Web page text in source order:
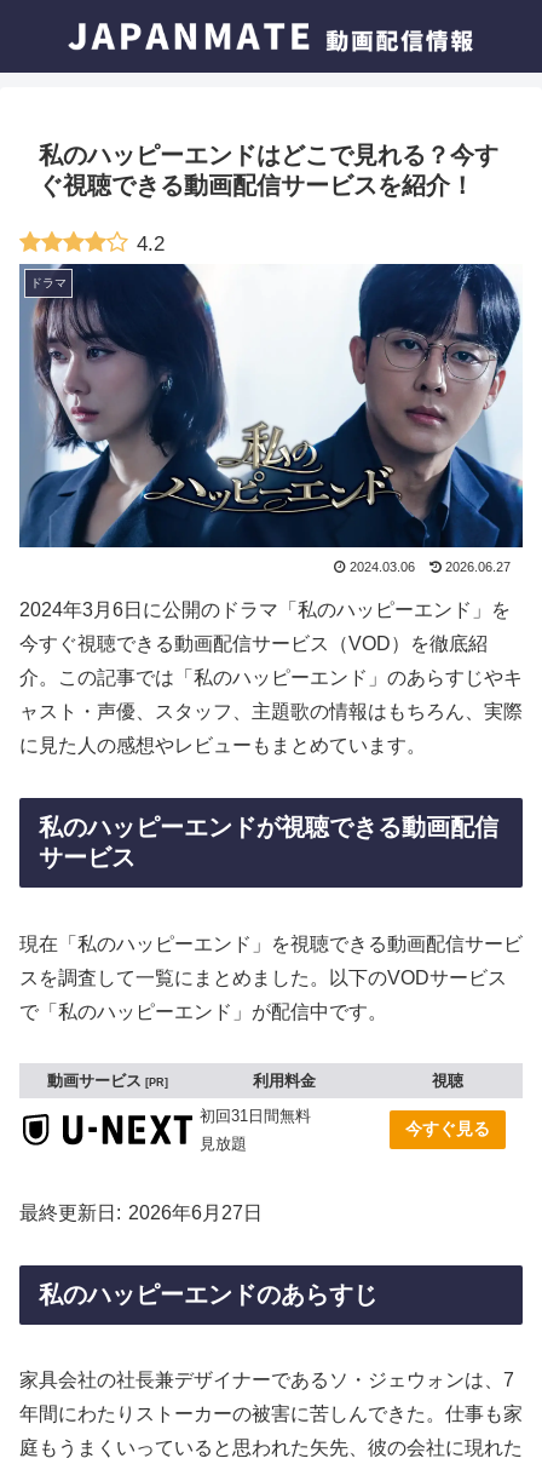
私のハッピーエンドはどこで見れる？今す
ぐ視聴できる動画配信サービスを紹介！
4.2
ドラマ
2024.03.06 2026.06.27
2024年3月6日に公開のドラマ「私のハッピーエンド」を
今すぐ視聴できる動画配信サービス（VOD）を徹底紹
介。この記事では「私のハッピーエンド」のあらすじやキ
ャスト・声優、スタッフ、主題歌の情報はもちろん、実際
に見た人の感想やレビューもまとめています。
私のハッピーエンドが視聴できる動画配信
サービス
現在「私のハッピーエンド」を視聴できる動画配信サービ
スを調査して一覧にまとめました。以下のVODサービス
で「私のハッピーエンド」が配信中です。
動画サービス PR 利用料金
視聴
初回31日間無料
見放題
今すぐ見る
最終更新日 2026年6月27日
私のハッピーエンドのあらすじ
家具会社の社長兼デザイナーであるソ・ジェウォンは、7
年間にわたりストーカーの被害に苦しんできた。仕事も家
庭もうまくいっていると思われた矢先、彼の会社に現れた